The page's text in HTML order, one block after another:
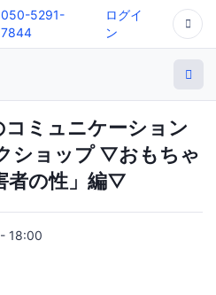
050-5291-
7844
ログイ
ン
ミュニケーション
ショップ ▽おもちゃ
者の性」編▽
18:00